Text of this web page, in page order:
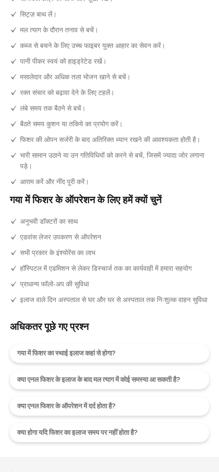
सिट्ज़ बाथ लें।
मल त्याग के दौरान तनाव से बचें।
कब्ज से बचने के लिए उच्च फाइबर युक्त आहार का सेवन करें।
पानी पीकर स्वयं को हाइड्रेटेड रखें।
मसालेदार और अधिक तला भोजन खाने से बचें।
रक्त संचार को बढ़ावा देने के लिए टहलें।
लंबे समय तक बैठने से बचें।
बैठते समय कुशन या तकिये का प्रयोग करें।
फिशर की ओपन सर्जरी के बाद अतिरिक्त ध्यान रखने की आवश्यकता होती है।
भारी सामान उठाने या उन गतिविधियों को करने से बचें, जिसमें ज्यादा जोर लगाना
पड़े।
आराम करें और नींद पूरी करें।
गया में फिशर के ऑपरेशन के लिए हमें क्यों चुनें
अनुभवी डॉक्टरों का साथ
एडवांस लेजर उपकरण से ऑपरेशन
सभी प्रकार के इंश्योरेंस का लाभ
हॉस्पिटल में एडमिशन से लेकर डिस्चार्ज तक का कार्यवाही में हमारा सहयोग
प्राधान्य फॉलो-अप की सुविधा
इलाज वाले दिन अस्पताल से घर और घर से अस्पताल तक निःशुल्क वाहन सुविधा
अधिकतर पूछे गए प्रश्न
गया में फिशर का स्थाई इलाज कहां से होगा?
क्या एनल फिशर के इलाज के बाद मल त्याग में कोई समस्या आ सकती है?
क्या एनल फिशर के ऑपरेशन में दर्द होता है?
क्या होगा यदि फिशर का इलाज समय पर नहीं होता है?